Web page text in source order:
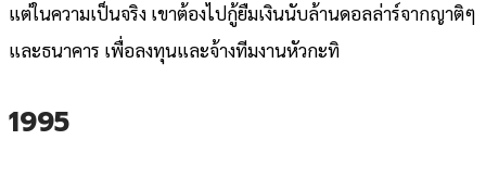
แต่ในความเป็นจริง เขาต้องไปกู้ยืมเงินนับล้านดอลล่าร์จากญาติๆ
และธนาคาร เพื่อลงทุนและจ้างทีมงานหัวกะทิ
1995